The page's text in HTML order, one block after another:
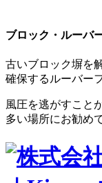
ブロック・ルーバ
古いブロック塀を
確保するルーバー
風圧を逃がすこと
多い場所にお勧め